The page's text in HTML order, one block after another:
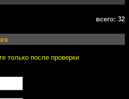
всего: 32
только после проверки